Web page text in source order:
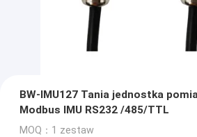
BW-IMU127 Tania jednostka
Modbus IMU RS232 /485/TTL
MOQ：1 zestaw